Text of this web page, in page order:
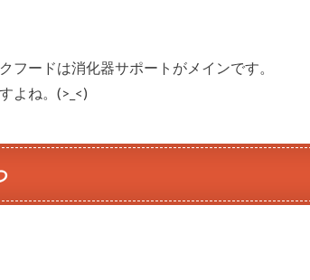
フードは消化器サポートがメインです。
よね。(>_<)